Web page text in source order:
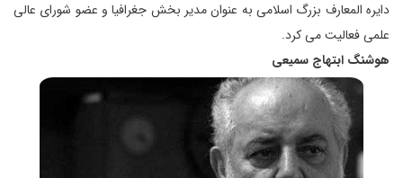
دایره المعارف بزرگ اسلامی به عنوان مدیر بخش جغرافیا و عضو شورای عالی
علمی فعالیت می کرد.
هوشنگ ابتهاج سمیعی